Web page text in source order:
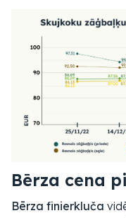
Bērza cena
Bērza finierkluča